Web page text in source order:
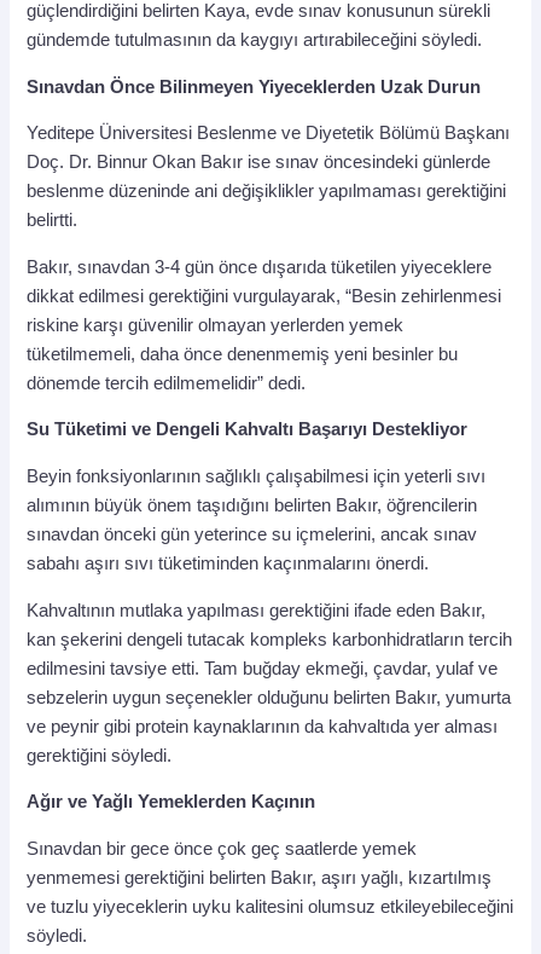
güçlendirdiğini belirten Kaya, evde sınav konusunun sürekli
gündemde tutulmasının da kaygıyı artırabileceğini söyledi.
Sınavdan Önce Bilinmeyen Yiyeceklerden Uzak Durun
Yeditepe Üniversitesi Beslenme ve Diyetetik Bölümü Başkanı
Doç. Dr. Binnur Okan Bakır ise sınav öncesindeki günlerde
beslenme düzeninde ani değişiklikler yapılmaması gerektiğini
belirtti.
Bakır, sınavdan 3-4 gün önce dışarıda tüketilen yiyeceklere
dikkat edilmesi gerektiğini vurgulayarak, “Besin zehirlenmesi
riskine karşı güvenilir olmayan yerlerden yemek
tüketilmemeli, daha önce denenmemiş yeni besinler bu
dönemde tercih edilmemelidir” dedi.
Su Tüketimi ve Dengeli Kahvaltı Başarıyı Destekliyor
Beyin fonksiyonlarının sağlıklı çalışabilmesi için yeterli sıvı
alımının büyük önem taşıdığını belirten Bakır, öğrencilerin
sınavdan önceki gün yeterince su içmelerini, ancak sınav
sabahı aşırı sıvı tüketiminden kaçınmalarını önerdi.
Kahvaltının mutlaka yapılması gerektiğini ifade eden Bakır,
kan şekerini dengeli tutacak kompleks karbonhidratların tercih
edilmesini tavsiye etti. Tam buğday ekmeği, çavdar, yulaf ve
sebzelerin uygun seçenekler olduğunu belirten Bakır, yumurta
ve peynir gibi protein kaynaklarının da kahvaltıda yer alması
gerektiğini söyledi.
Ağır ve Yağlı Yemeklerden Kaçının
Sınavdan bir gece önce çok geç saatlerde yemek
yenmemesi gerektiğini belirten Bakır, aşırı yağlı, kızartılmış
ve tuzlu yiyeceklerin uyku kalitesini olumsuz etkileyebileceğini
söyledi.